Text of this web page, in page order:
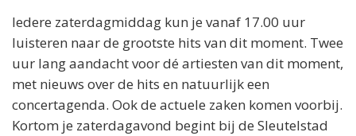
Iedere zaterdagmiddag kun je vanaf 17.00 uur
luisteren naar de grootste hits van dit moment. Twee
uur lang aandacht voor dé artiesten van dit moment,
met nieuws over de hits en natuurlijk een
concertagenda. Ook de actuele zaken komen voorbij.
Kortom je zaterdagavond begint bij de Sleutelstad